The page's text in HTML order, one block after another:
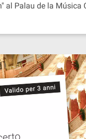
Palau de la Música